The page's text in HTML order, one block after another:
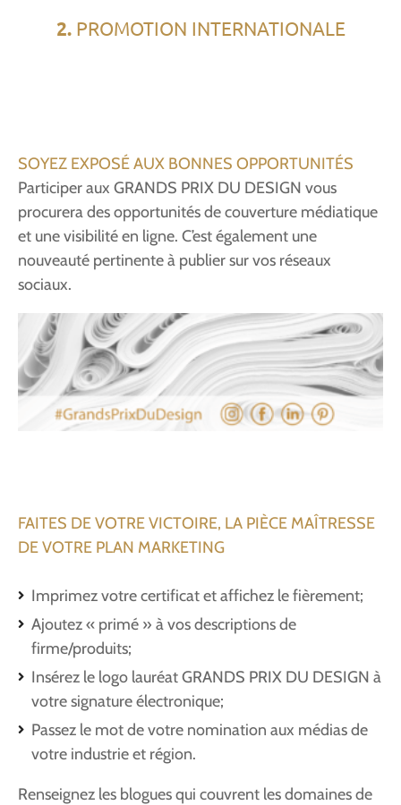
2.PROMOTION INTERNATIONALE
SOYEZ EXPOSÉ AUX BONNES OPPORTUNITÉS
Participer aux GRANDS PRIX DU DESIGN vous
procurera des opportunités de couverture médiatique
et une visibilité en ligne. C’est également une
nouveauté pertinente à publier sur vos réseaux
sociaux.
FAITES DE VOTRE VICTOIRE, LA PIÈCE MAÎTRESSE
DE VOTRE PLAN MARKETING
Imprimez votre certificat et affichez le fièrement;
Ajoutez « primé » à vos descriptions de
firme/produits;
Insérez le logo lauréat GRANDS PRIX DU DESIGN à
votre signature électronique;
Passez le mot de votre nomination aux médias de
votre industrie et région.
Renseignez les blogues qui couvrent les domaines de